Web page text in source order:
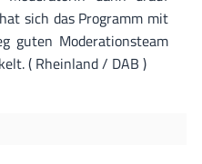
sich das Programm mit
guten Moderationsteam
( Rheinland / DAB )